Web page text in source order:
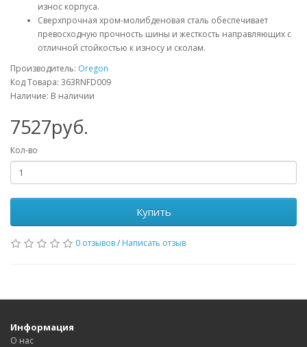
износ корпуса.
Сверхпрочная хром-молибденовая сталь обеспечивает
превосходную прочность шины и жесткость направляющих с
отличной стойкостью к износу и сколам.
Производитель: Oregon
Код Товара: 363RNFD009
Наличие: В наличии
7527руб.
Кол-во
Купить
0 отзывов/ Написать отзыв
Информация
О нас